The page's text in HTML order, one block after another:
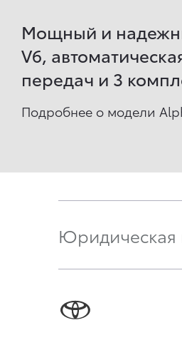
Мощный и
V6,
передач и 3
Подробнее о модели